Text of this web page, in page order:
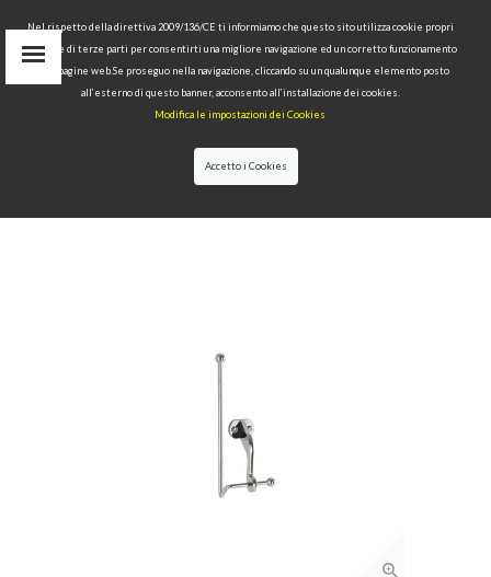
Area Riservata
>> WALDORF >>
Nel rispetto della direttiva 2009/136/CE ti informiamo che questo sito utilizza cookie propri
tecnici e di terze parti per consentirti una migliore navigazione ed un corretto funzionamento
delle pagine web.Se proseguo nella navigazione, cliccando su un qualunque elemento posto
all’esterno di questo banner, acconsento all’installazione dei cookies.
Modifica le impostazioni dei Cookies
Accetto i Cookies